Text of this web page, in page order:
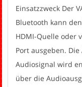
Einsatzzweck Der
Bluetooth kann
HDMI-Quelle oder
Port ausgeben.
Audiosignal wird
über die